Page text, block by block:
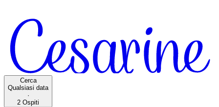
Cerca
Qualsiasi data
·
2 Ospiti